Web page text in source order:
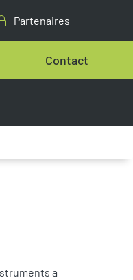
Partenaires
Contact
a